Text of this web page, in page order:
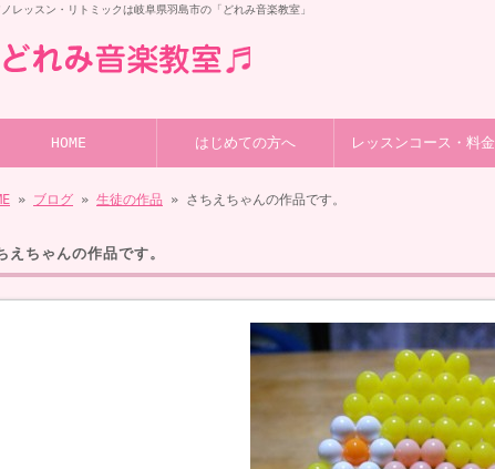
ノレッスン・リトミックは岐阜県羽島市の「どれみ音楽教室」
HOME はじめての方へ レッスンコース・料金
» ブログ » 生徒の作品 » さちえちゃんの作品です。
えちゃんの作品です。